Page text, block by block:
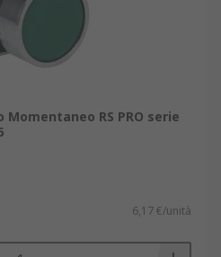
RS PRO serie
6,17 €/unità